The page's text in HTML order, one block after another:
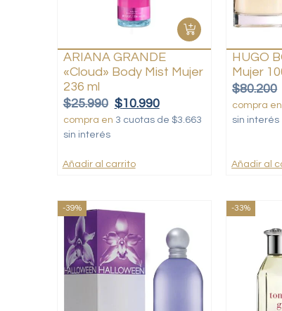
ARIANA GRANDE
«Cloud» Body Mist Mujer
236 ml
$25.990 $10.990
compra en 3 cuotas de $3.663
sin interés
Añadir al carrito
HUGO
Mujer
$80.200
compra en
sin interés
Añadir al
-39% -33%